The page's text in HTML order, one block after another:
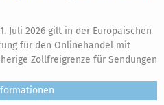
Juli 2026 gilt in der Europäischen
für den Onlinehandel mit
Zollfreigrenze für Sendungen